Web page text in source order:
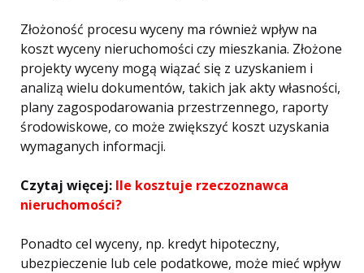
Złożoność procesu wyceny ma również wpływ na
koszt wyceny nieruchomości czy mieszkania. Złożone
projekty wyceny mogą wiązać się z uzyskaniem i
analizą wielu dokumentów, takich jak akty własności,
plany zagospodarowania przestrzennego, raporty
środowiskowe, co może zwiększyć koszt uzyskania
wymaganych informacji.
Czytaj więcej: Ile kosztuje rzeczoznawca
nieruchomości?
Ponadto cel wyceny, np. kredyt hipoteczny,
ubezpieczenie lub cele podatkowe, może mieć wpływ